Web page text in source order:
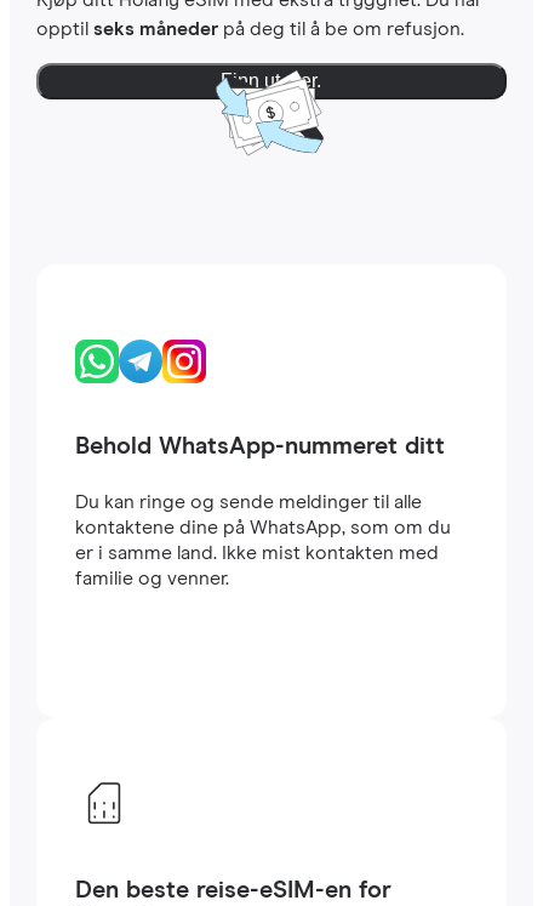
opptil seks månederpå deg til å be om refusjon.
Finn ut mer.
Behold WhatsApp-nummeret ditt
Du kan ringe og sende meldinger til alle
kontaktene dine på WhatsApp, som om du
er i samme land. Ikke mist kontakten med
familie og venner.
Den beste reise-eSIM-en for